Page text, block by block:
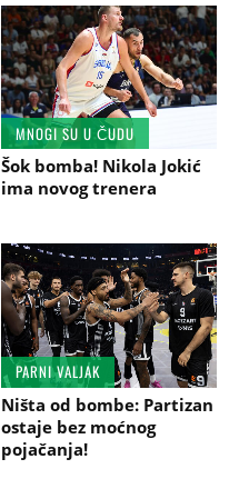
MNOGI SU U ČUDU
Šok bomba! Nikola Jokić
ima novog trenera
PARNI VALJAK
Ništa od bombe: Partizan
ostaje bez moćnog
pojačanja!